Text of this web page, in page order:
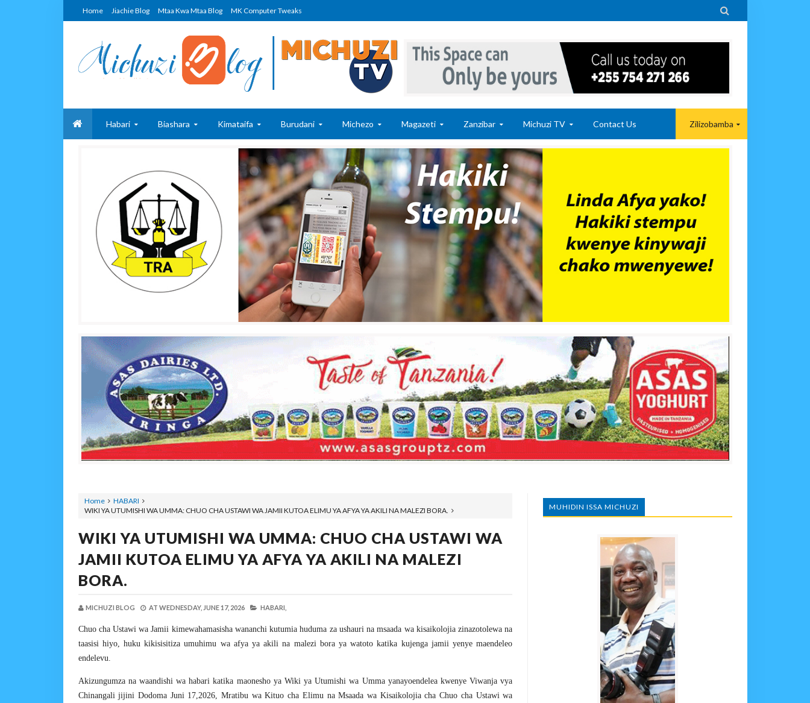
Home Jiachie Blog Mtaa Kwa Mtaa Blog MK Computer Tweaks 
Habari Biashara Kimataifa Burudani Michezo Magazeti Zanzibar Michuzi TV Contact Us Zilizobamba
Home
HABARI
WIKI YA UTUMISHI WA UMMA: CHUO CHA USTAWI WA JAMII KUTOA ELIMU YA AFYA YA AKILI NA MALEZI BORA.
WIKI YA UTUMISHI WA UMMA: CHUO CHA USTAWI WA
JAMII KUTOA ELIMU YA AFYA YA AKILI NA MALEZI
BORA.
MICHUZI BLOG AT WEDNESDAY, JUNE 17, 2026 HABARI,
Chuo cha Ustawi wa Jamii kimewahamasisha wananchi kutumia huduma za ushauri na msaada wa kisaikolojia zinazotolewa na
taasisi hiyo, huku kikisisitiza umuhimu wa afya ya akili na malezi bora ya watoto katika kujenga jamii yenye maendeleo
endelevu.
Akizungumza na waandishi wa habari katika maonesho ya Wiki ya Utumishi wa Umma yanayoendelea kwenye Viwanja vya
Chinangali jijini Dodoma Juni 17,2026, Mratibu wa Kituo cha Elimu na Msaada wa Kisaikolojia cha Chuo cha Ustawi wa
MUHIDIN ISSA MICHUZI